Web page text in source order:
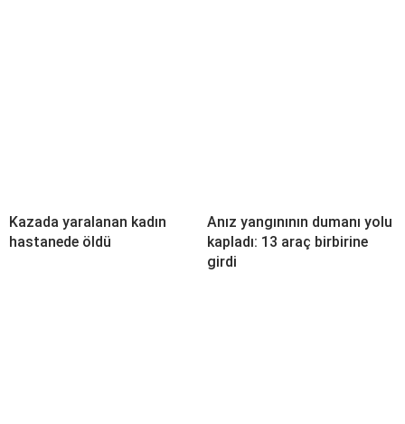
Kazada yaralanan kadın
hastanede öldü
Anız yangınının dumanı yolu
kapladı: 13 araç birbirine
girdi